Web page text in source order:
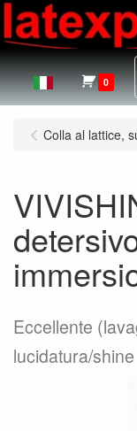
0
Colla al lattice,
Eccellente
lucidatura/shine